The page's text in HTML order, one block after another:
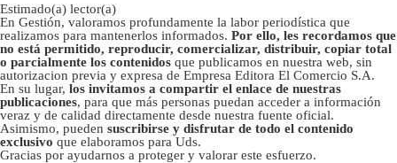
Estimado(a) lector(a)
En Gestión, valoramos profundamente la labor periodística que
realizamos para mantenerlos informados. Por ello, les recordamos que
no está permitido, reproducir, comercializar, distribuir, copiar total
o parcialmente los contenidos que publicamos en nuestra web, sin
autorizacion previa y expresa de Empresa Editora El Comercio S.A.
En su lugar, los invitamos a compartir el enlace de nuestras
publicaciones, para que más personas puedan acceder a información
veraz y de calidad directamente desde nuestra fuente oficial.
Asimismo, pueden suscribirse y disfrutar de todo el contenido
exclusivo que elaboramos para Uds.
Gracias por ayudarnos a proteger y valorar este esfuerzo.